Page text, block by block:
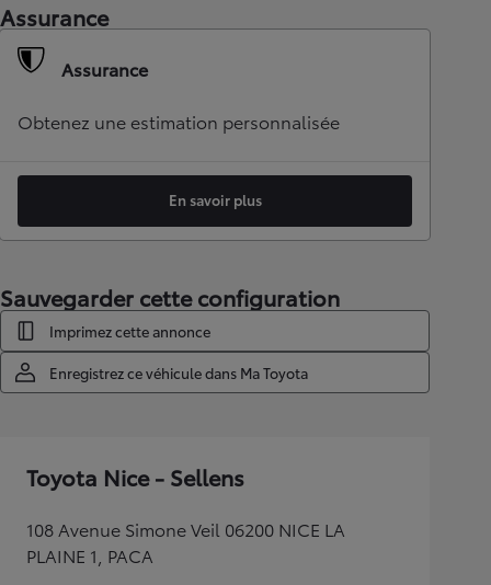
Assurance
Assurance
Obtenez une estimation personnalisée
En savoir plus
Sauvegarder cette configuration
Imprimez cette annonce
Enregistrez ce véhicule dans Ma Toyota
Toyota Nice - Sellens
108 Avenue Simone Veil 06200 NICE LA
PLAINE 1, PACA